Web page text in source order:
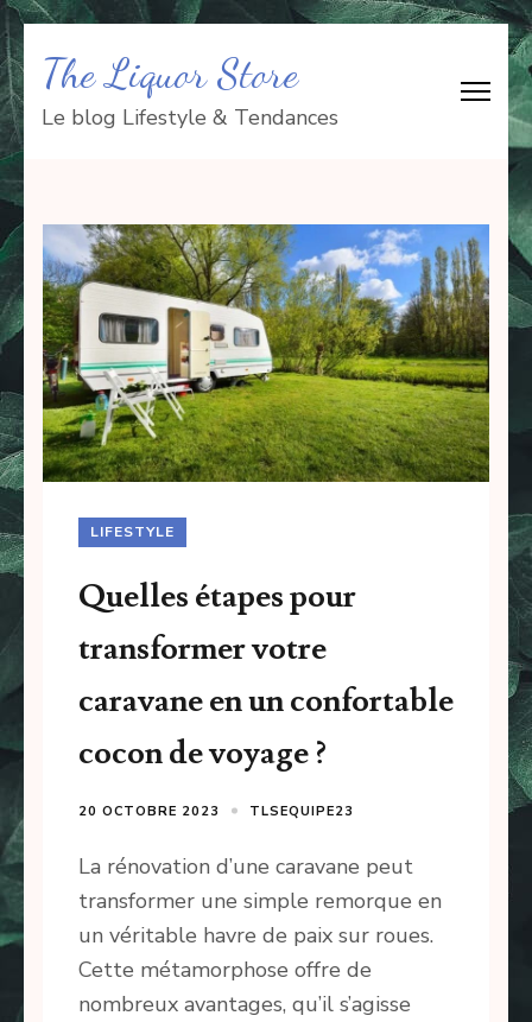
Aller
au
contenu
(Pressez
Entrée)
The Liquor Store
Le blog Lifestyle & Tendances
LIFESTYLE
Quelles étapes pour
transformer votre
caravane en un confortable
cocon de voyage ?
20 OCTOBRE 2023 TLSEQUIPE23
La rénovation d’une caravane peut
transformer une simple remorque en
un véritable havre de paix sur roues.
Cette métamorphose offre de
nombreux avantages, qu’il s’agisse